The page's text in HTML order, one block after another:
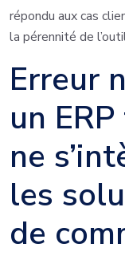
répondu aux cas
la pérennité de
Erreur
un
ne
les
de